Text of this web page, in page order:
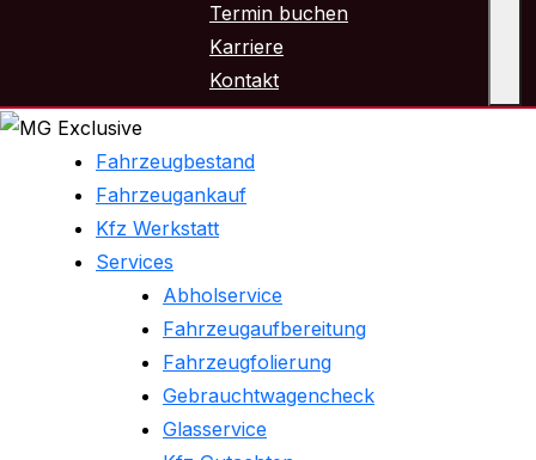
Termin buchen
Karriere
Kontakt
Fahrzeugbestand
Fahrzeugankauf
Kfz Werkstatt
Services
Abholservice
Fahrzeugaufbereitung
Fahrzeugfolierung
Gebrauchtwagencheck
Glasservice